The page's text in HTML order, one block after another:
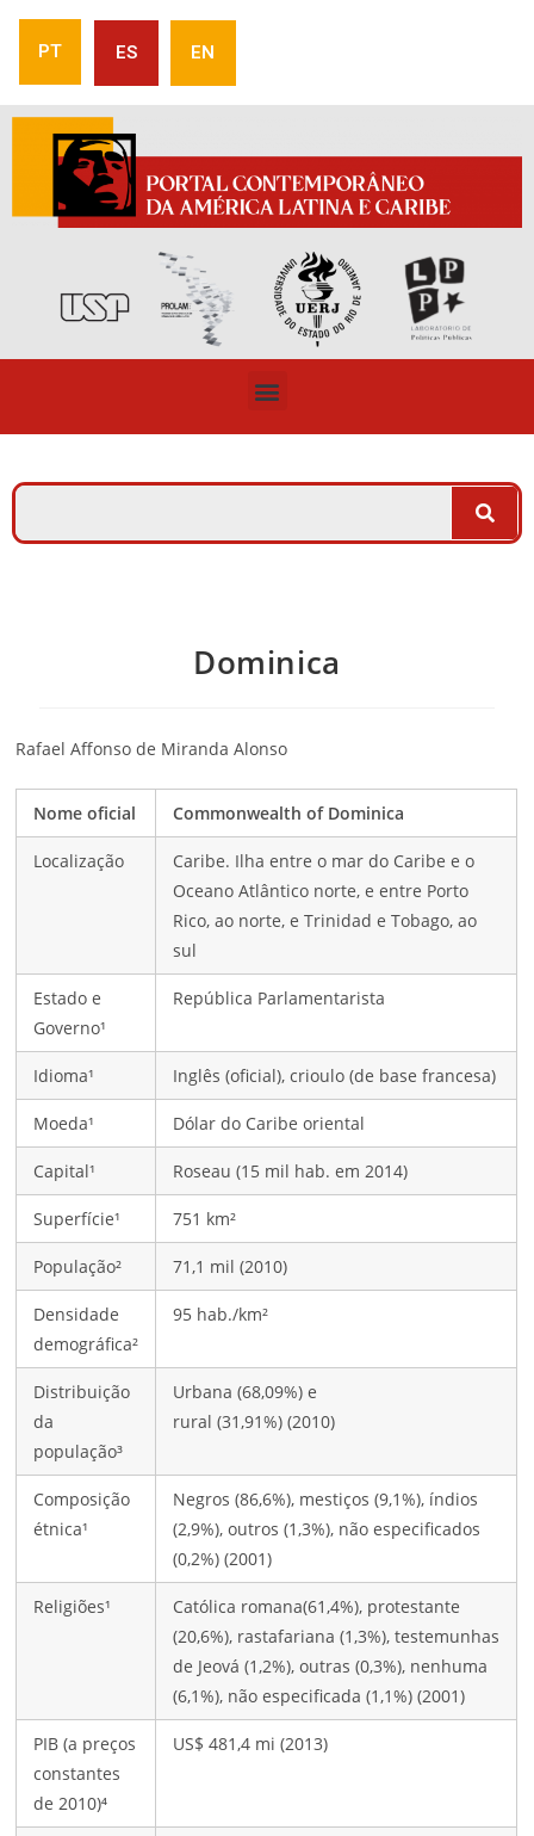
PT ES EN
Dominica
Rafael Affonso de Miranda Alonso
Nome oficial Commonwealth of Dominica
Localização
Caribe. Ilha entre o mar do Caribe e o
Oceano Atlântico norte, e entre Porto
Rico, ao norte, e Trinidad e Tobago, ao
sul
Estado e
Governo¹
República Parlamentarista
Idioma¹ Inglês (oficial), crioulo (de base francesa)
Moeda¹ Dólar do Caribe oriental
Capital¹ Roseau (15 mil hab. em 2014)
Superfície¹ 751 km²
População² 71,1 mil (2010)
Densidade
demográfica²
95 hab./km²
Distribuição
da
população³
Urbana (68,09%) e
rural (31,91%) (2010)
Composição
étnica¹
Negros (86,6%), mestiços (9,1%), índios
(2,9%), outros (1,3%), não especificados
(0,2%) (2001)
Religiões¹
Católica romana(61,4%), protestante
(20,6%), rastafariana (1,3%), testemunhas
de Jeová (1,2%), outras (0,3%), nenhuma
(6,1%), não especificada (1,1%) (2001)
PIB (a preços
constantes
de 2010)⁴
US$ 481,4 mi (2013)